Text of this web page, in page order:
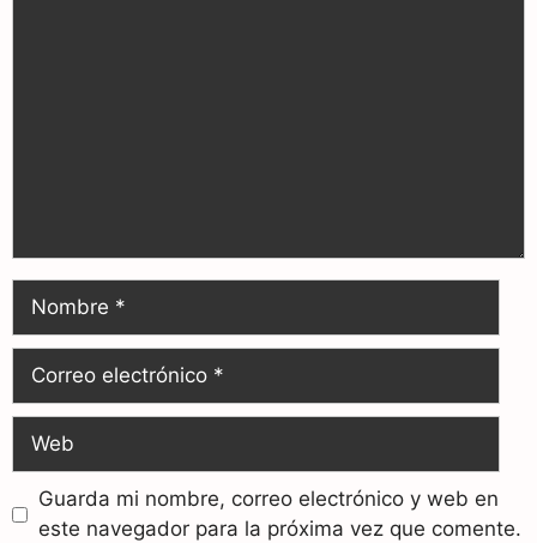
Guarda mi nombre, correo electrónico y web en
este navegador para la próxima vez que comente.